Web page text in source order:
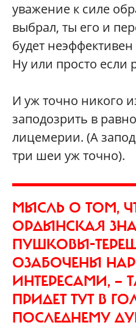
уважение к силе
выбрал, ты его и
будет
Ну или просто если
И уж точно никого
заподозрить в
лицемерии. (А
три шеи уж точно).
МЫСЛЬ О ТОМ,
ОРДЫНСКАЯ
ПУШКОВЫ-
ОЗАБОЧЕНЫ
ИНТЕРЕСАМИ, —
ПРИДЕТ ТУТ В
ПОСЛЕДНЕМУ